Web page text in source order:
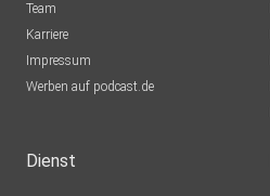
Team
Karriere
Impressum
Werben auf podcast.de
Dienst